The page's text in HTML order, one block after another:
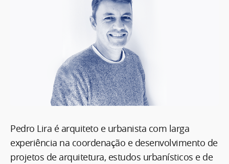
Pedro Lira é arquiteto e urbanista com larga
experiência na coordenação e desenvolvimento de
projetos de arquitetura, estudos urbanísticos e de